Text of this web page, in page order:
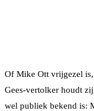
Of Mike Ott vrijgezel
Gees-vertolker houdt
wel publiek bekend is: